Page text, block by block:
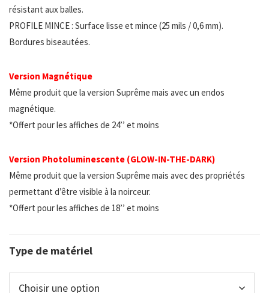
résistant aux balles.
PROFILE MINCE : Surface lisse et mince (25 mils / 0,6 mm).
Bordures biseautées.
Version Magnétique
Même produit que la version Suprême mais avec un endos
magnétique.
*Offert pour les affiches de 24’’ et moins
Version Photoluminescente (GLOW-IN-THE-DARK)
Même produit que la version Suprême mais avec des propriétés
permettant d’être visible à la noirceur.
*Offert pour les affiches de 18’’ et moins
Type de matériel